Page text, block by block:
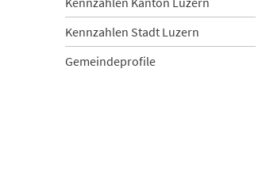
Kennzahlen Stadt Luzern
Gemeindeprofile